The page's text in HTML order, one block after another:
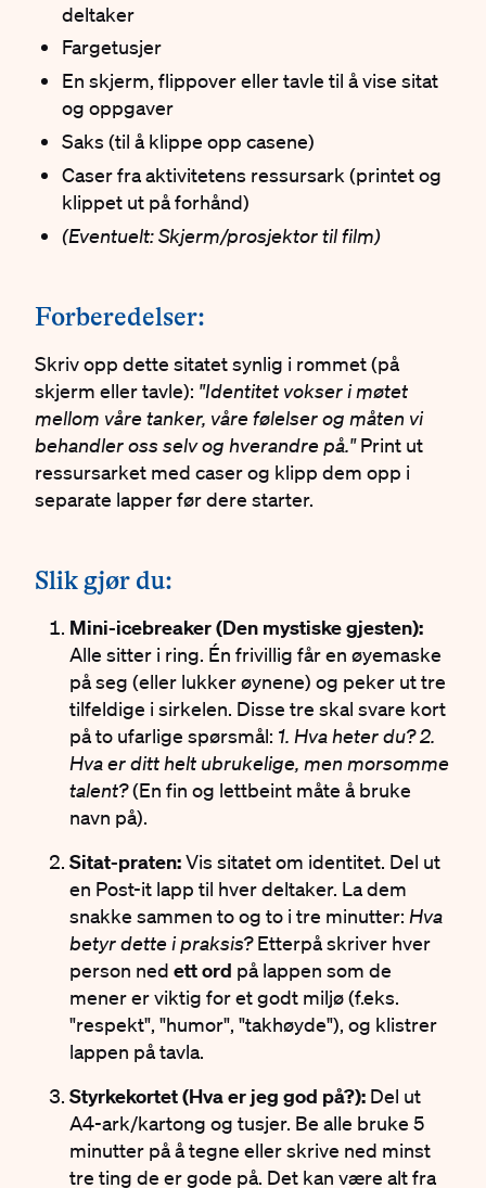
deltaker
Fargetusjer
En skjerm, flippover eller tavle til å vise sitat
og oppgaver
Saks (til å klippe opp casene)
Caser fra aktivitetens ressursark (printet og
klippet ut på forhånd)
(Eventuelt: Skjerm/prosjektor til film)
#
Forberedelser:
Skriv opp dette sitatet synlig i rommet (på
skjerm eller tavle): "Identitet vokser i møtet
mellom våre tanker, våre følelser og måten vi
behandler oss selv og hverandre på."Print ut
ressursarket med caser og klipp dem opp i
separate lapper før dere starter.
#
Slik gjør du:
Mini-icebreaker (Den mystiske gjesten):
Alle sitter i ring. Én frivillig får en øyemaske
på seg (eller lukker øynene) og peker ut tre
tilfeldige i sirkelen. Disse tre skal svare kort
på to ufarlige spørsmål: 1. Hva heter du? 2.
Hva er ditt helt ubrukelige, men morsomme
talent?(En fin og lettbeint måte å bruke
navn på).
Sitat-praten:Vis sitatet om identitet. Del ut
en Post-it lapp til hver deltaker. La dem
snakke sammen to og to i tre minutter: Hva
betyr dette i praksis?Etterpå skriver hver
person ned ett ord på lappen som de
mener er viktig for et godt miljø (f.eks.
"respekt", "humor", "takhøyde"), og klistrer
lappen på tavla.
Styrkekortet (Hva er jeg god på?): Del ut
A4-ark/kartong og tusjer. Be alle bruke 5
minutter på å tegne eller skrive ned minst
tre ting de er gode på. Det kan være alt fra